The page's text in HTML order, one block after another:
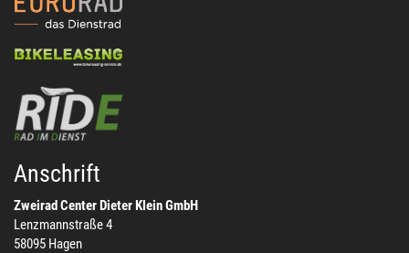
Anschrift
Zweirad Center Dieter Klein GmbH
Lenzmannstraße 4
58095 Hagen